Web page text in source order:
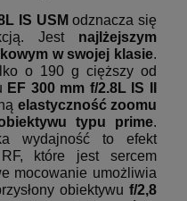
IS USM odznacza się
Jest najlżejszym
w swojej klasie.
o 190 g cięższy od
EF 300 mm f/2.8L IS II
elastyczność zoomu
typu prime.
wydajność to efekt
które jest sercem
mocowanie umożliwia
obiektywu f/2,8